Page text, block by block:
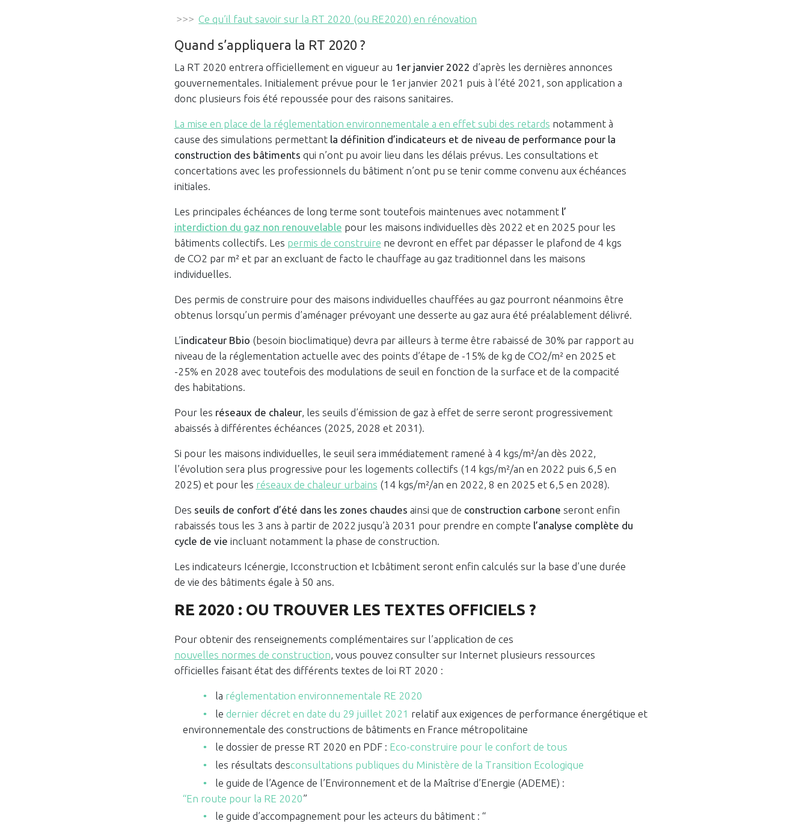
>>> Ce qu’il faut savoir sur la RT 2020 (ou RE2020) en rénovation
Quand s’appliquera la RT 2020 ?
La RT 2020 entrera officiellement en vigueur au 1er janvier 2022 d’après les dernières annonces
gouvernementales. Initialement prévue pour le 1er janvier 2021 puis à l’été 2021, son application a
donc plusieurs fois été repoussée pour des raisons sanitaires.
La mise en place de la réglementation environnementale a en effet subi des retards notamment à
cause des simulations permettantla définition d’indicateurs et de niveau de performance pour la
construction des bâtiments qui n’ont pu avoir lieu dans les délais prévus. Les consultations et
concertations avec les professionnels du bâtiment n’ont pu se tenir comme convenu aux échéances
initiales.
Les principales échéances de long terme sont toutefois maintenues avec notamment l’
interdiction du gaz non renouvelable pour les maisons individuelles dès 2022 et en 2025 pour les
bâtiments collectifs. Les permis de construire ne devront en effet par dépasser le plafond de 4 kgs
de CO2 par m² et par an excluant de facto le chauffage au gaz traditionnel dans les maisons
individuelles.
Des permis de construire pour des maisons individuelles chauffées au gaz pourront néanmoins être
obtenus lorsqu’un permis d’aménager prévoyant une desserte au gaz aura été préalablement délivré.
L’indicateur Bbio (besoin bioclimatique) devra par ailleurs à terme être rabaissé de 30% par rapport au
niveau de la réglementation actuelle avec des points d’étape de -15% de kg de CO2/m² en 2025 et
-25% en 2028 avec toutefois des modulations de seuil en fonction de la surface et de la compacité
des habitations.
Pour les réseaux de chaleur, les seuils d’émission de gaz à effet de serre seront progressivement
abaissés à différentes échéances (2025, 2028 et 2031).
Si pour les maisons individuelles, le seuil sera immédiatement ramené à 4 kgs/m²/an dès 2022,
l’évolution sera plus progressive pour les logements collectifs (14 kgs/m²/an en 2022 puis 6,5 en
2025) et pour les réseaux de chaleur urbains (14 kgs/m²/an en 2022, 8 en 2025 et 6,5 en 2028).
Des seuils de confort d’été dans les zones chaudes ainsi que de construction carbone seront enfin
rabaissés tous les 3 ans à partir de 2022 jusqu’à 2031 pour prendre en compte l’analyse complète du
cycle de vie incluant notamment la phase de construction.
Les indicateurs Icénergie, Icconstruction et Icbâtiment seront enfin calculés sur la base d’une durée
de vie des bâtiments égale à 50 ans.
RE 2020 : OU TROUVER LES TEXTES OFFICIELS ?
Pour obtenir des renseignements complémentaires sur l’application de ces
nouvelles normes de construction , vous pouvez consulter sur Internet plusieurs ressources
officielles faisant état des différents textes de loi RT 2020 :
la réglementation environnementale RE 2020
le dernier décret en date du 29 juillet 2021 relatif aux exigences de performance énergétique et
environnementale des constructions de bâtiments en France métropolitaine
le dossier de presse RT 2020 en PDF : Eco-construire pour le confort de tous
les résultats desconsultations publiques du Ministère de la Transition Ecologique
le guide de l’Agence de l’Environnement et de la Maîtrise d’Energie (ADEME) :
“En route pour la RE 2020”
le guide d’accompagnement pour les acteurs du bâtiment : “